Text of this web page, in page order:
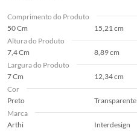
Comprimento do Produto
50 Cm
15,21 cm
Altura do Produto
7,4 Cm
8,89 cm
Largura do Produto
7 Cm
12,34 cm
Cor
Preto
Transparente
Marca
Arthi
Interdesign